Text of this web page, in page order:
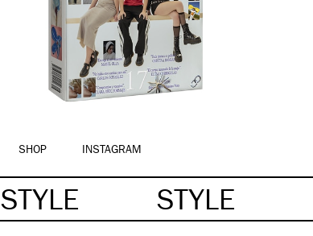
SHOP INSTAGRAM
STYLE STYLE